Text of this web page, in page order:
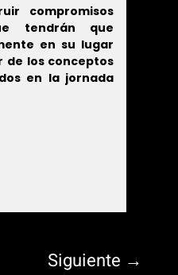
compromisos
tendrán que
en su lugar
los conceptos
en la jornada
Siguiente →